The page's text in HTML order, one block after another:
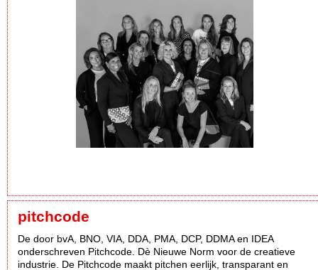
pitchcode
De door bvA, BNO, VIA, DDA, PMA, DCP, DDMA en IDEA
onderschreven Pitchcode. Dè Nieuwe Norm voor de creatieve
industrie. De Pitchcode maakt pitchen eerlijk, transparant en